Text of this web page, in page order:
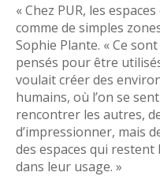
« Chez PUR, les
comme de simples
Sophie Plante. « Ce
pensés pour être
voulait créer des
humains, où l’on se
rencontrer les autres,
d’impressionner, mais
des espaces qui
dans leur usage. »